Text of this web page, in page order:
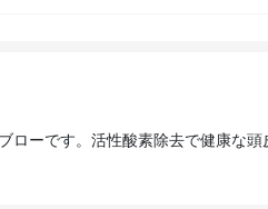
ローです。活性酸素除去で健康な頭